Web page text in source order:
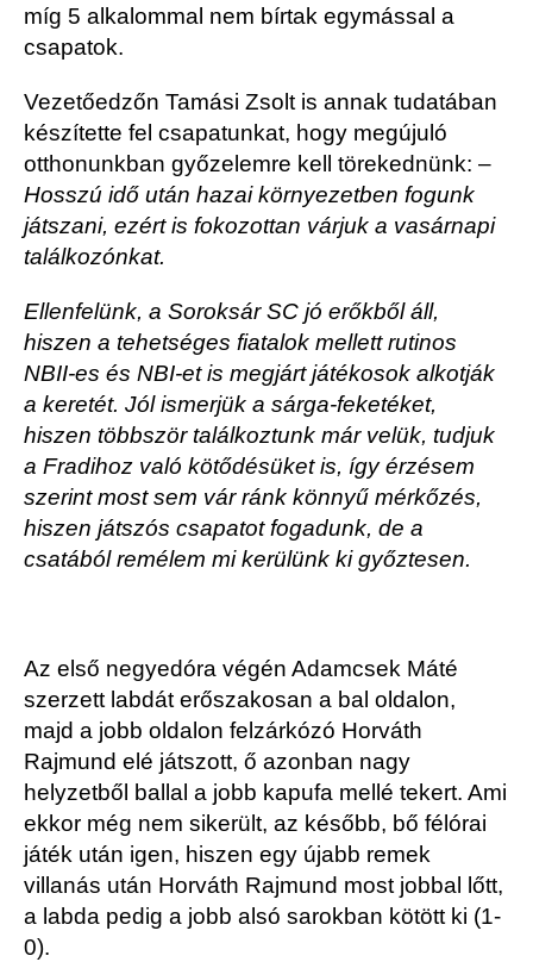
míg 5 alkalommal nem bírtak egymással a
csapatok.
Vezetőedzőn Tamási Zsolt is annak tudatában
készítette fel csapatunkat, hogy megújuló
otthonunkban győzelemre kell törekednünk: –
Hosszú idő után hazai környezetben fogunk
játszani, ezért is fokozottan várjuk a vasárnapi
találkozónkat.
Ellenfelünk, a Soroksár SC jó erőkből áll,
hiszen a tehetséges fiatalok mellett rutinos
NBII-es és NBI-et is megjárt játékosok alkotják
a keretét. Jól ismerjük a sárga-feketéket,
hiszen többször találkoztunk már velük, tudjuk
a Fradihoz való kötődésüket is, így érzésem
szerint most sem vár ránk könnyű mérkőzés,
hiszen játszós csapatot fogadunk, de a
csatából remélem mi kerülünk ki győztesen.
Az első negyedóra végén Adamcsek Máté
szerzett labdát erőszakosan a bal oldalon,
majd a jobb oldalon felzárkózó Horváth
Rajmund elé játszott, ő azonban nagy
helyzetből ballal a jobb kapufa mellé tekert. Ami
ekkor még nem sikerült, az később, bő félórai
játék után igen, hiszen egy újabb remek
villanás után Horváth Rajmund most jobbal lőtt,
a labda pedig a jobb alsó sarokban kötött ki (1-
0).